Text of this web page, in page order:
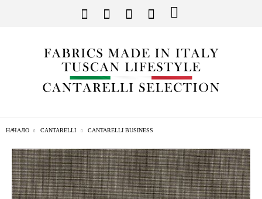
НАЧАЛО CANTARELLI CANTARELLI BUSINESS